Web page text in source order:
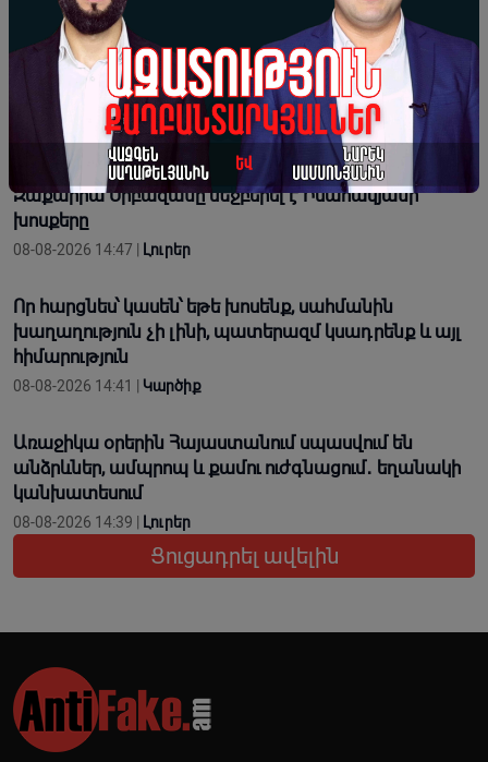
Նորագույն զինատեսակներն են որոշում
ժամանակակից պետությունների հաղթելը կամ
պարտվելը
08-08-2026 16:55 |Տեսանյութեր
«Պիտի պահենք ու պահպանենք Էջմիածինը»․
Զաքարիա Սրբազանը մեջբերել է Իսահակյանի
խոսքերը
08-08-2026 14:47 | Լուրեր
Որ հարցնես՝ կասեն՝ եթե խոսենք, սահմանին
խաղաղություն չի լինի, պատերազմ կuադրենք և այլ
հիմարnւթյուն
08-08-2026 14:41 | Կարծիք
Առաջիկա օրերին Հայաստանում սպասվում են
անձրևներ, ամպրոպ և քամու ուժգնացում․ եղանակի
կանխատեսում
08-08-2026 14:39 | Լուրեր
Ցուցադրել ավելին